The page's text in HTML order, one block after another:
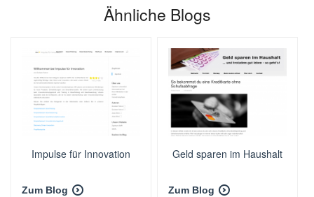
Ähnliche Blogs
Impulse für Innovation
Zum Blog
Geld sparen im Haushalt
Zum Blog